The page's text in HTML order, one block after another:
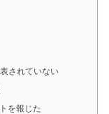
されていない
を報じた